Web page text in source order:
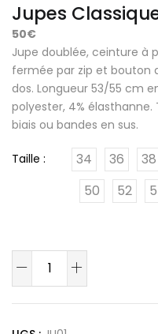
Jupes
50€
Jupe doublée, ceinture à
fermée par zip et bouton
dos. Longueur 53/55 cm
polyester, 4% élasthanne.
biais ou bandes en sus.
Taille : 34 36 38
50
52
quantité
Jupes